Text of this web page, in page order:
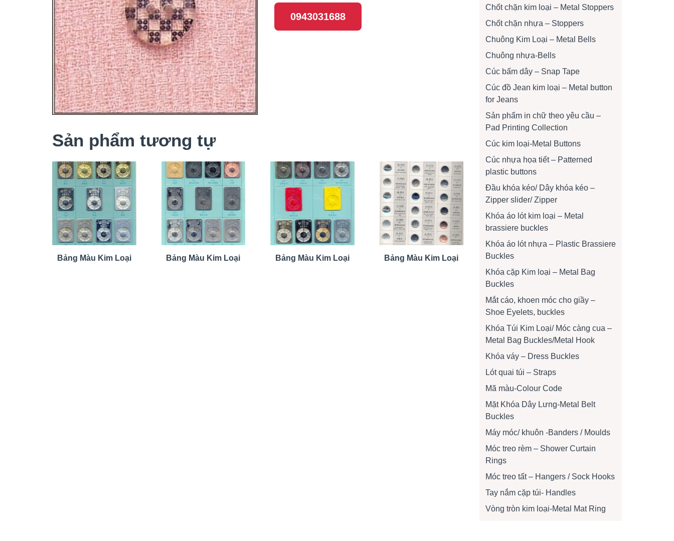
0943031688
Sản phẩm tương tự
Bảng Màu Kim Loại Bảng Màu Kim Loại Bảng Màu Kim Loại Bảng Màu Kim Loại
Chốt chặn kim loại – Metal Stoppers
Chốt chặn nhựa – Stoppers
Chuông Kim Loại – Metal Bells
Chuông nhựa-Bells
Cúc bấm dây – Snap Tape
Cúc đồ Jean kim loại – Metal button
for Jeans
Sản phẩm in chữ theo yêu cầu –
Pad Printing Collection
Cúc kim loại-Metal Buttons
Cúc nhựa họa tiết – Patterned
plastic buttons
Đầu khóa kéo/ Dây khóa kéo –
Zipper slider/ Zipper
Khóa áo lót kim loại – Metal
brassiere buckles
Khóa áo lót nhựa – Plastic Brassiere
Buckles
Khóa cặp Kim loại – Metal Bag
Buckles
Mắt cáo, khoen móc cho giầy –
Shoe Eyelets, buckles
Khóa Túi Kim Loại/ Móc càng cua –
Metal Bag Buckles/Metal Hook
Khóa váy – Dress Buckles
Lót quai túi – Straps
Mã màu-Colour Code
Mặt Khóa Dây Lưng-Metal Belt
Buckles
Máy móc/ khuôn -Banders / Moulds
Móc treo rèm – Shower Curtain
Rings
Móc treo tất – Hangers / Sock Hooks
Tay nắm cặp túi- Handles
Vòng tròn kim loại-Metal Mat Ring